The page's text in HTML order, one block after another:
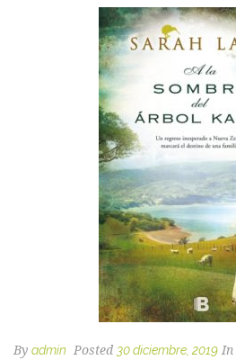
By admin Posted 30 diciembre, 2019 In